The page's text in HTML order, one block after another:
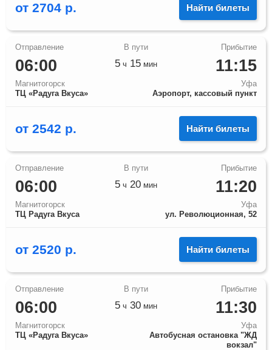
от 2704 р. Найти билеты
06:00
Магнитогорск
ТЦ «Радуга Вкуса»
11:15
Уфа
Аэропорт, кассовый пункт
5 ч 15 мин
от 2542 р. Найти билеты
06:00
Магнитогорск
ТЦ Радуга Вкуса
11:20
Уфа
ул. Революционная, 52
5 ч 20 мин
от 2520 р. Найти билеты
06:00
Магнитогорск
ТЦ «Радуга Вкуса»
11:30
Уфа
Автобусная остановка "ЖД
вокзал"
5 ч 30 мин